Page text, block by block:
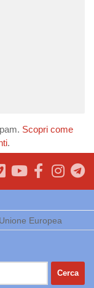
Scopri come
.
Europea